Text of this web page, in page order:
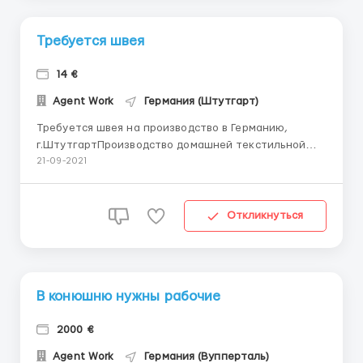
Требуется швея
14 €
Agent Work Германия (Штутгарт)
Требуется швея на производство в Германию,
г.ШтутгартПроизводство домашней текстильной
продукции. Компания в основном занимается
подушек, производятся и другие товары, такие как
спальные мешки, покрывала и намат...
21-09-2021
Откликнуться
В конюшню нужны рабочие
2000 €
Agent Work Германия (Вупперталь)